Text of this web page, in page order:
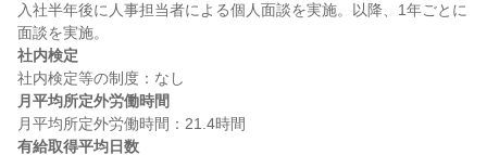
入社半年後に人事担当者による個人面談を実施。以降、1年ごとに
社内検定
月平均所定外労働時間
有給取得平均日数